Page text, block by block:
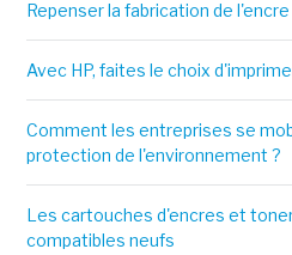
Repenser la fabrication de
Avec HP, faites le choix
Comment les entreprises se
protection de l'environnement ?
Les cartouches d'encres et
compatibles neufs